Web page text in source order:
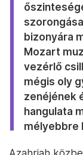
bizonyára
Mozart
vezérlő
mégis oly
zenéjének
hangulata
mélyebbre